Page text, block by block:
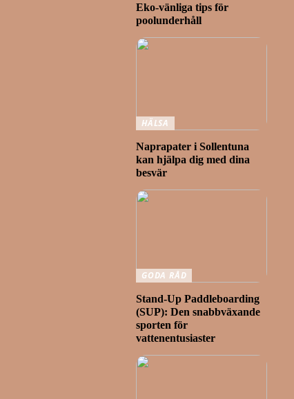
Eko-vänliga tips för
poolunderhåll
HÄLSA
Naprapater i Sollentuna
kan hjälpa dig med dina
besvär
GODA RÅD
Stand-Up Paddleboarding
(SUP): Den snabbväxande
sporten för
vattenentusiaster